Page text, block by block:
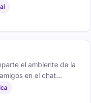
el ambiente de la
en el chat